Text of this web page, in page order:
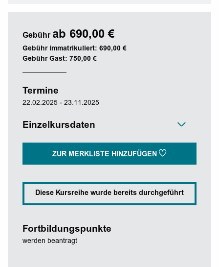
Gebühr ab 690,00 €
Gebühr immatrikuliert: 690,00 €
Gebühr Gast: 750,00 €
Termine
22.02.2025 - 23.11.2025
Einzelkursdaten
ZUR MERKLISTE HINZUFÜGEN
Diese Kursreihe wurde bereits durchgeführt
Fortbildungspunkte
werden beantragt